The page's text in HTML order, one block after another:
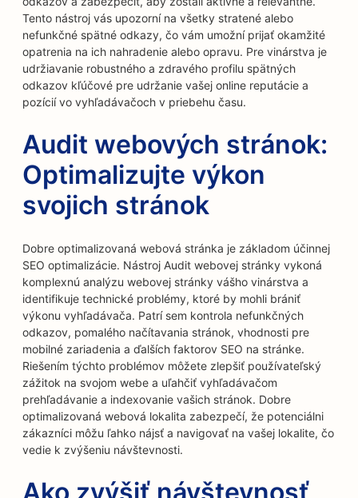
Tento nástroj vás upozorní na všetky stratené alebo
nefunkčné spätné odkazy, čo vám umožní prijať okamžité
opatrenia na ich nahradenie alebo opravu. Pre vinárstva je
udržiavanie robustného a zdravého profilu spätných
odkazov kľúčové pre udržanie vašej online reputácie a
pozícií vo vyhľadávačoch v priebehu času.
Audit webových stránok:
Optimalizujte výkon
svojich stránok
Dobre optimalizovaná webová stránka je základom účinnej
SEO optimalizácie. Nástroj Audit webovej stránky vykoná
komplexnú analýzu webovej stránky vášho vinárstva a
identifikuje technické problémy, ktoré by mohli brániť
výkonu vyhľadávača. Patrí sem kontrola nefunkčných
odkazov, pomalého načítavania stránok, vhodnosti pre
mobilné zariadenia a ďalších faktorov SEO na stránke.
Riešením týchto problémov môžete zlepšiť používateľský
zážitok na svojom webe a uľahčiť vyhľadávačom
prehľadávanie a indexovanie vašich stránok. Dobre
optimalizovaná webová lokalita zabezpečí, že potenciálni
zákazníci môžu ľahko nájsť a navigovať na vašej lokalite, čo
vedie k zvýšeniu návštevnosti.